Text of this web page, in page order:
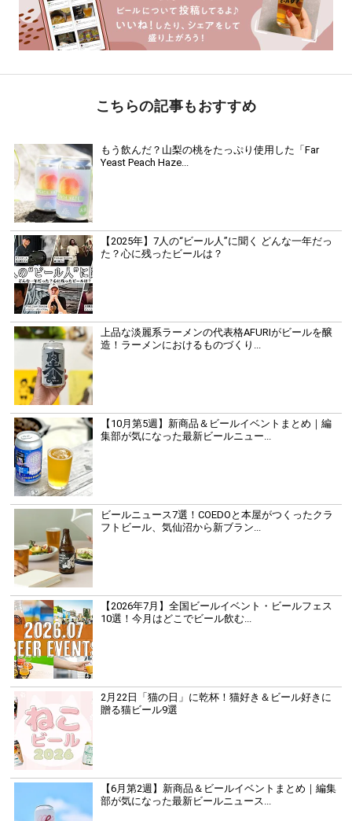
こちらの記事もおすすめ
もう飲んだ？山梨の桃をたっぷり使用した「Far
Yeast Peach Haze...
【2025年】7人の“ビール人”に聞く どんな一年だっ
た？心に残ったビールは？
上品な淡麗系ラーメンの代表格AFURIがビールを醸
造！ラーメンにおけるものづくり...
【10月第5週】新商品＆ビールイベントまとめ｜編
集部が気になった最新ビールニュー...
ビールニュース7選！COEDOと本屋がつくったクラ
フトビール、気仙沼から新ブラン...
【2026年7月】全国ビールイベント・ビールフェス
10選！今月はどこでビール飲む...
2月22日「猫の日」に乾杯！猫好き＆ビール好きに
贈る猫ビール9選
【6月第2週】新商品＆ビールイベントまとめ｜編集
部が気になった最新ビールニュース...